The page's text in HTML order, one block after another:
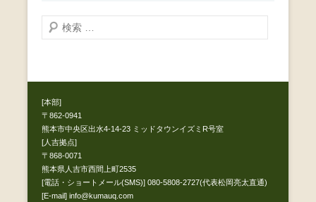
検
索
[本部]
〒862-0941
熊本市中央区出水4-14-23 ミッドタウンイズミR号室
[人吉拠点]
〒868-0071
熊本県人吉市西間上町2535
[電話・ショートメール(SMS)] 080-5808-2727(代表松岡亮太直通)
[E-mail] info@kumauq.com